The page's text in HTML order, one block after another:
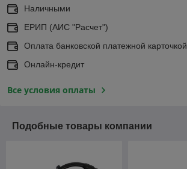
Наличными
ЕРИП (АИС "Расчет")
Оплата банковской платежной карточкой
Онлайн-кредит
Все условия оплаты
Подобные товары компании